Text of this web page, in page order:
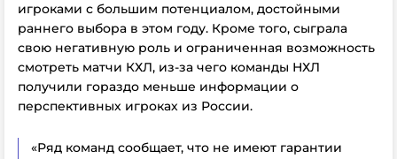
игроками с большим потенциалом, достойными
раннего выбора в этом году. Кроме того, сыграла
свою негативную роль и ограниченная возможность
смотреть матчи КХЛ, из-за чего команды НХЛ
получили гораздо меньше информации о
перспективных игроках из России.
«Ряд команд сообщает, что не имеют гарантии